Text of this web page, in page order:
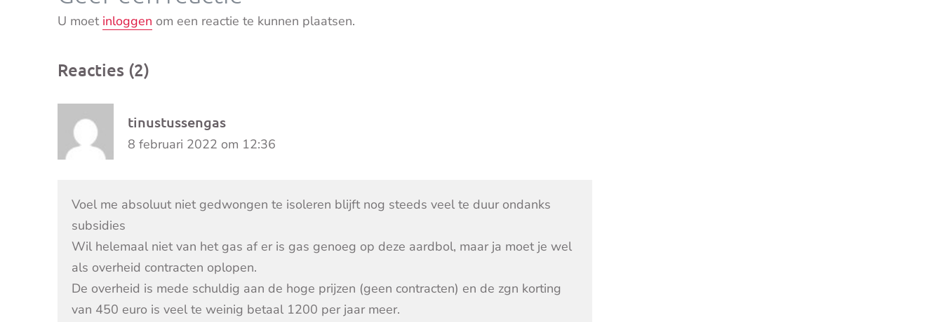
U moet inloggen om een reactie te kunnen plaatsen.
Reacties (2)
tinustussengas
8 februari 2022 om 12:36
Voel me absoluut niet gedwongen te isoleren blijft nog steeds veel te duur ondanks
subsidies
Wil helemaal niet van het gas af er is gas genoeg op deze aardbol, maar ja moet je wel
als overheid contracten oplopen.
De overheid is mede schuldig aan de hoge prijzen (geen contracten) en de zgn korting
van 450 euro is veel te weinig betaal 1200 per jaar meer.